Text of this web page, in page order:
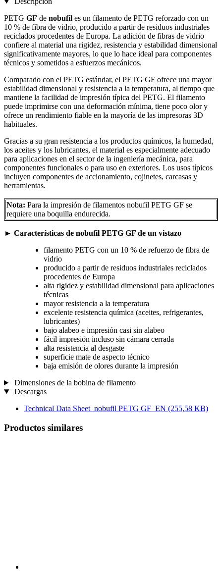
PETG GF de nobufil es un filamento de PETG reforzado con un
10 % de fibra de vidrio, producido a partir de residuos industriales
reciclados procedentes de Europa. La adición de fibras de vidrio
confiere al material una rigidez, resistencia y estabilidad dimensional
significativamente mayores, lo que lo hace ideal para componentes
técnicos y sometidos a esfuerzos mecánicos.
Comparado con el PETG estándar, el PETG GF ofrece una mayor
estabilidad dimensional y resistencia a la temperatura, al tiempo que
mantiene la facilidad de impresión típica del PETG. El filamento
puede imprimirse con una deformación mínima, tiene poco olor y
ofrece un rendimiento fiable en la mayoría de las impresoras 3D
habituales.
Gracias a su gran resistencia a los productos químicos, la humedad,
los aceites y los lubricantes, el material es especialmente adecuado
para aplicaciones en el sector de la ingeniería mecánica, para
componentes funcionales o para uso en exteriores. Los usos típicos
incluyen componentes de accionamiento, cojinetes, carcasas y
herramientas.
Nota: Para la impresión de filamentos nobufil PETG GF se
requiere una boquilla endurecida.
► Características de nobufil PETG GF de un vistazo
filamento PETG con un 10 % de refuerzo de fibra de
vidrio
producido a partir de residuos industriales reciclados
procedentes de Europa
alta rigidez y estabilidad dimensional para aplicaciones
técnicas
mayor resistencia a la temperatura
excelente resistencia química (aceites, refrigerantes,
lubricantes)
bajo alabeo e impresión casi sin alabeo
fácil impresión incluso sin cámara cerrada
alta resistencia al desgaste
superficie mate de aspecto técnico
baja emisión de olores durante la impresión
Dimensiones de la bobina de filamento
Descargas
Technical Data Sheet_nobufil PETG GF_EN (255,58 KB)
Productos similares